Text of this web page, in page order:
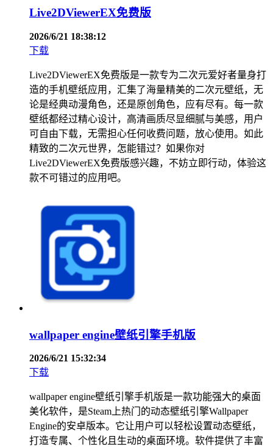
Live2DViewerEX免费版
2026/6/21 18:38:12
下载
Live2DViewerEX免费版是一款专为二次元爱好者量身打
造的手机壁纸应用，汇集了海量精美的二次元壁纸，无
论是经典动漫角色，还是原创角色，应有尽有。每一款
壁纸都经过精心设计，高清画质尽显细腻与美感，用户
可自由下载，无需担心任何收费问题，放心使用。如此
精致的二次元世界，怎能错过？如果你对
Live2DViewerEX免费版感兴趣，不妨立即行动，体验这
款不可错过的应用吧。
wallpaper engine壁纸引擎手机版
2026/6/21 15:32:34
下载
wallpaper engine壁纸引擎手机版是一款功能强大的桌面
美化软件，是Steam上热门的动态壁纸引擎Wallpaper
Engine的安卓版本。它让用户可以轻松设置动态壁纸，
打造专属、个性化且生动的桌面环境。软件提供了丰富